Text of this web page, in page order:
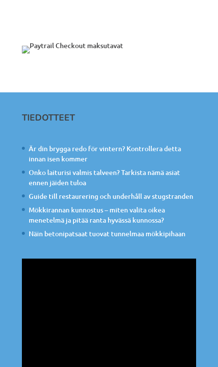
TIEDOTTEET
Är din brygga redo för vintern? Kontrollera detta
innan isen kommer
Onko laiturisi valmis talveen? Tarkista nämä asiat
ennen jäiden tuloa
Guide till restaurering och underhåll av stugstranden
Mökkirannan kunnostus – miten valita oikea
menetelmä ja pitää ranta hyvässä kunnossa?
Näin betonipatsaat tuovat tunnelmaa mökkipihaan